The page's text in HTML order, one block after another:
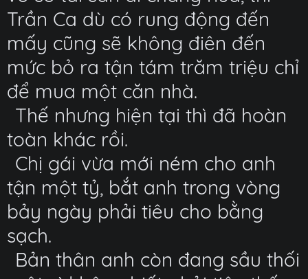
Trần Ca dù có rung động đến
mấy cũng sẽ không điên đến
mức bỏ ra tận tám trăm triệu chỉ
để mua một căn nhà.
Thế nhưng hiện tại thì đã hoàn
toàn khác rồi.
Chị gái vừa mới ném cho anh
tận một tỷ, bắt anh trong vòng
bảy ngày phải tiêu cho bằng
sạch.
Bản thân anh còn đang sầu thối